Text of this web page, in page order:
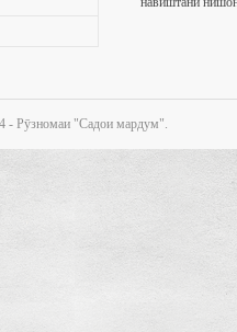
- Рӯзномаи "Садои мардум".